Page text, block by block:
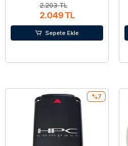
2.203 TL
2.049 TL
Sepete Ekle
%7